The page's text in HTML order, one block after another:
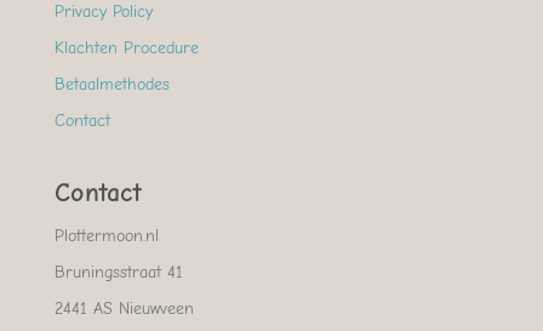
Privacy Policy
Klachten Procedure
Betaalmethodes
Contact
Contact
Plottermoon.nl
Bruningsstraat 41
2441 AS Nieuwveen